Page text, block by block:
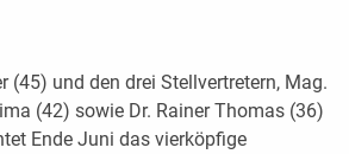
(45) und den drei Stellvertretern, Mag.
(42) sowie Dr. Rainer Thomas (36)
Ende Juni das vierköpfige